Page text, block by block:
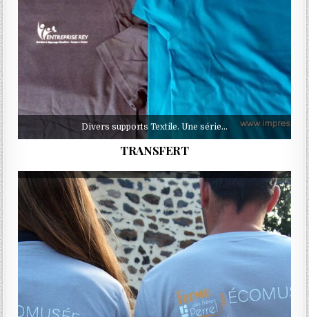
Divers supports Textile. Une série…
TRANSFERT